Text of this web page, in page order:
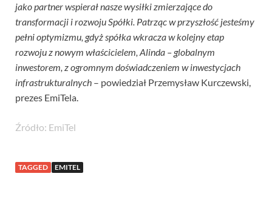
jako partner wspierał nasze wysiłki zmierzające do
transformacji i rozwoju Spółki. Patrząc w przyszłość jesteśmy
pełni optymizmu, gdyż spółka wkracza w kolejny etap
rozwoju z nowym właścicielem, Alinda – globalnym
inwestorem, z ogromnym doświadczeniem w inwestycjach
infrastrukturalnych – powiedział Przemysław Kurczewski,
prezes EmiTela.
Źródło: EmiTel
TAGGED EMITEL